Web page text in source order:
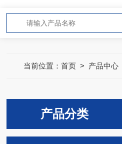
当前位置：首页 > 产品中心
产品分类